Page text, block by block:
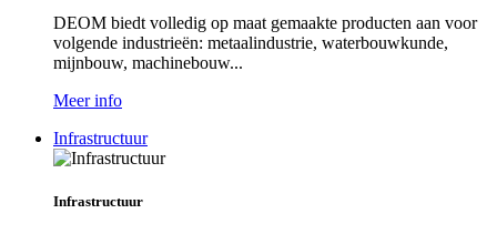
DEOM biedt volledig op maat gemaakte producten aan voor
volgende industrieën: metaalindustrie, waterbouwkunde,
mijnbouw, machinebouw...
Meer info
Infrastructuur
Infrastructuur